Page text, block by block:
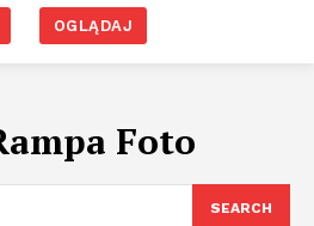
OGLĄDAJ
Foto
SEARCH